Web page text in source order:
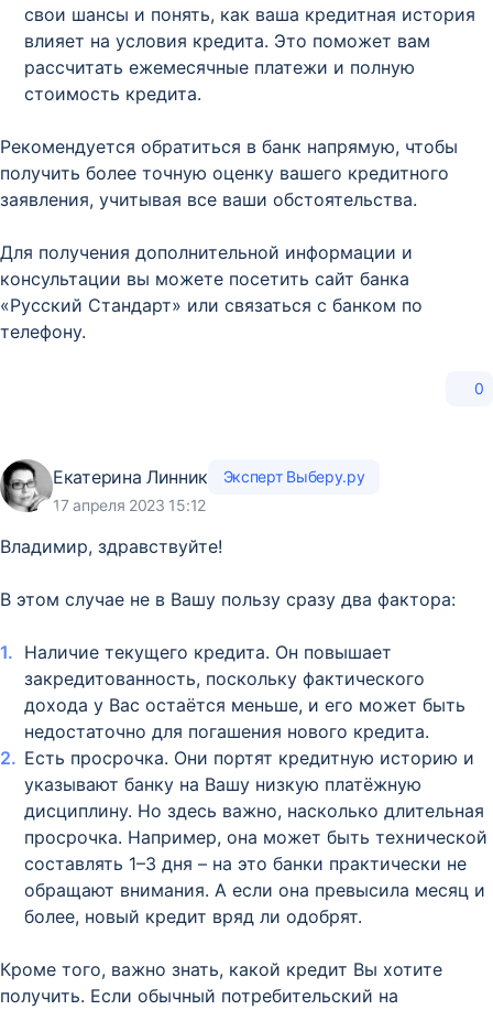
свои шансы и понять, как ваша кредитная история
влияет на условия кредита. Это поможет вам
рассчитать ежемесячные платежи и полную
стоимость кредита.
Рекомендуется обратиться в банк напрямую, чтобы
получить более точную оценку вашего кредитного
заявления, учитывая все ваши обстоятельства.
Для получения дополнительной информации и
консультации вы можете посетить сайт банка
«Русский Стандарт» или связаться с банком по
телефону.
0
Екатерина Линник
Эксперт Выберу.ру
17 апреля 2023 15:12
Владимир, здравствуйте!
В этом случае не в Вашу пользу сразу два фактора:
Наличие текущего кредита. Он повышает
закредитованность, поскольку фактического
дохода у Вас остаётся меньше, и его может быть
недостаточно для погашения нового кредита.
Есть просрочка. Они портят кредитную историю и
указывают банку на Вашу низкую платёжную
дисциплину. Но здесь важно, насколько длительная
просрочка. Например, она может быть технической
составлять 1–3 дня – на это банки практически не
обращают внимания. А если она превысила месяц и
более, новый кредит вряд ли одобрят.
Кроме того, важно знать, какой кредит Вы хотите
получить. Если обычный потребительский на